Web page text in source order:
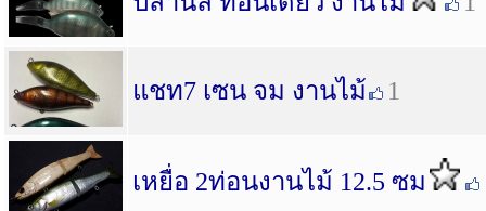
แชท7 เซน จม งานไม้ 1
เหยื่อ 2ท่อนงานไม้ 12.5 ซม